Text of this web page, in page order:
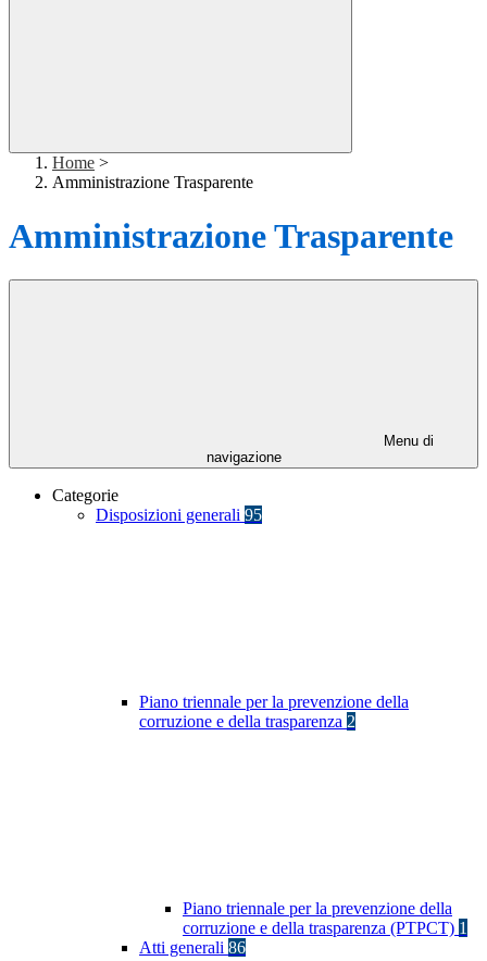
Home >
Amministrazione Trasparente
Amministrazione Trasparente
Menu di
navigazione
Categorie
Disposizioni generali 95
Piano triennale per la prevenzione della
corruzione e della trasparenza 2
Piano triennale per la prevenzione della
corruzione e della trasparenza (PTPCT) 1
Atti generali 86